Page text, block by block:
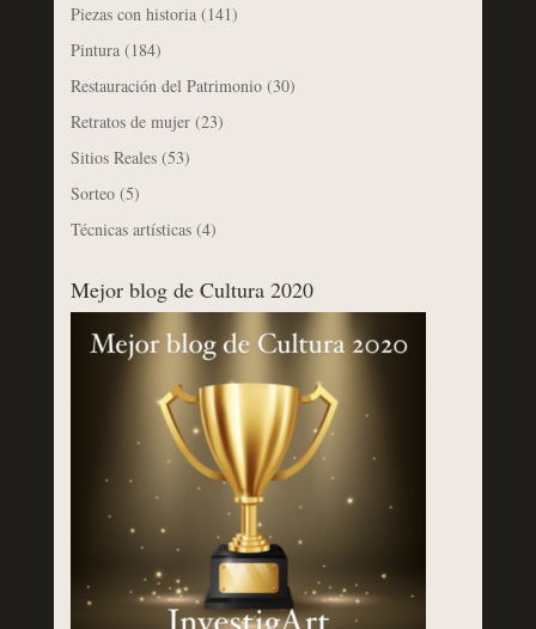
Piezas con historia(141)
Pintura(184)
Restauración del Patrimonio(30)
Retratos de mujer(23)
Sitios Reales(53)
Sorteo(5)
Técnicas artísticas(4)
Mejor blog de Cultura 2020